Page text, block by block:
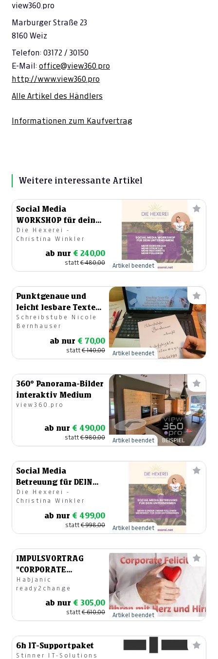
view360.pro
Marburger Straße 23
8160 Weiz
Telefon: 03172 / 30150
E-Mail: office@view360.pro
http://www.view360.pro
Alle Artikel des Händlers
Informationen zum Kaufvertrag
Weitere interessante Artikel
Social Media
WORKSHOP für dein
Unternehmen!
Die Hexerei -
Christina Winkler
ab nur € 240,00
statt€ 480,00 Artikel beendet
Punktgenaue und
leicht lesbare Texte
für den Außenauftritt
Schreibstube Nicole
Bernhauser
ab nur € 70,00
statt€ 140,00 Artikel beendet
360° Panorama-Bilder
interaktiv Medium
view360.pro
ab nur € 490,00
statt€ 980,00 Artikel beendet
Social Media
Betreuung für DEIN
Unternehmen - Paket
MAGIC medium
Die Hexerei -
Christina Winkler
ab nur € 499,00
statt€ 998,00 Artikel beendet
IMPULSVORTRAG
"CORPORATE
FELICITY"
Habjanic
ready2change
ab nur € 305,00
statt€ 610,00 Artikel beendet
6h IT-Supportpaket
Stinner IT-Solutions